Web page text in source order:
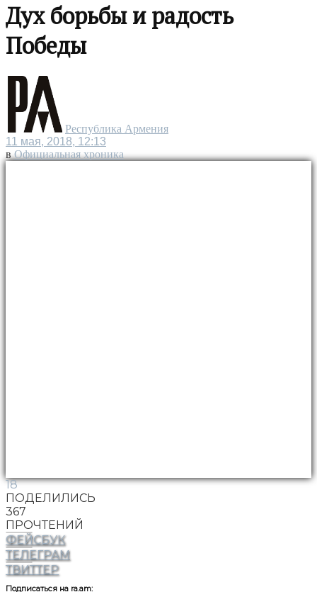
Дух борьбы и радость
Победы
Республика Армения
11 мая, 2018, 12:13
в Официальная хроника
18
ПОДЕЛИЛИСЬ
367
ПРОЧТЕНИЙ
ФЕЙСБУК
ТЕЛЕГРАМ
ТВИТТЕР
Подписаться на ra.am: